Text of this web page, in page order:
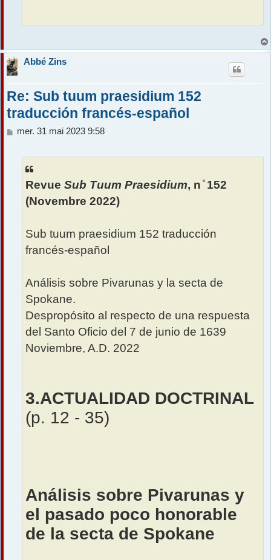
Abbé Zins
Re: Sub tuum praesidium 152
traducción francés-español
M
mer. 31 mai 2023 9:58
Revue Sub Tuum Praesidium, n ̊ 152
(Novembre 2022)
Sub tuum praesidium 152 traducción
francés-español
Análisis sobre Pivarunas y la secta de
Spokane.
Despropósito al respecto de una respuesta
del Santo Oficio del 7 de junio de 1639
Noviembre, A.D. 2022
3.ACTUALIDAD DOCTRINAL
(p. 12 - 35)
Análisis sobre Pivarunas y
el pasado poco honorable
de la secta de Spokane